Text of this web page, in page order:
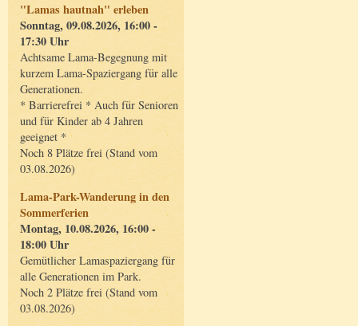
"Lamas hautnah" erleben
Sonntag, 09.08.2026, 16:00 -
17:30 Uhr
Achtsame Lama-Begegnung mit
kurzem Lama-Spaziergang für alle
Generationen.
* Barrierefrei * Auch für Senioren
und für Kinder ab 4 Jahren
geeignet *
Noch 8 Plätze frei (Stand vom
03.08.2026)
Lama-Park-Wanderung in den
Sommerferien
Montag, 10.08.2026, 16:00 -
18:00 Uhr
Gemütlicher Lamaspaziergang für
alle Generationen im Park.
Noch 2 Plätze frei (Stand vom
03.08.2026)